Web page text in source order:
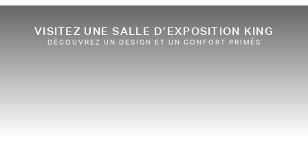
VISITEZ UNE SALLE D’EXPOSITION KING
DÉCOUVREZ UN DESIGN ET UN CONFORT PRIMÉS